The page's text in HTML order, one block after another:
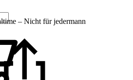
– Nicht für jedermann